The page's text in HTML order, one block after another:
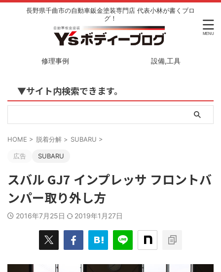
長野県千曲市の自動車鈑金塗装専門店 代表小林が書くブロ
グ！
修理事例 設備,工具
▼サイト内検索できます。
HOME > 脱着分解 > SUBARU >
広告 SUBARU
スバル GJ7 インプレッサ フロントバ
ンパー取り外し方
2016年7月25日 2019年1月27日